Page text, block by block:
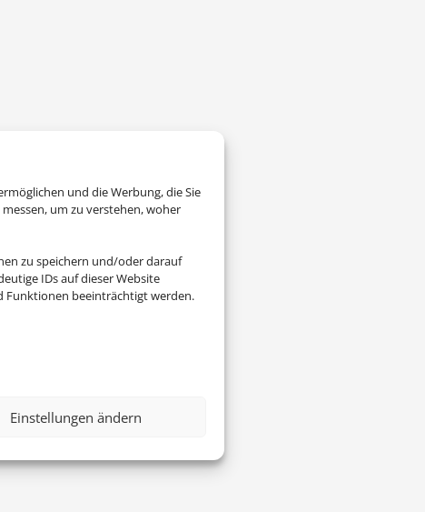
und die Werbung, die Sie
um zu verstehen, woher
zu speichern und/oder darauf
IDs auf dieser Website
Funktionen beeinträchtigt werden.
Einstellungen ändern